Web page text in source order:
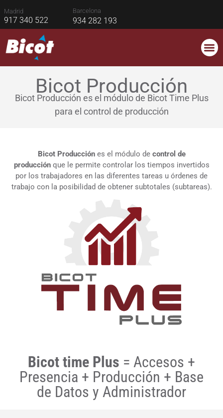
Madrid
917 340 522
Barcelona
934 282 193
Bicot Producción
Bicot Producción es el módulo de Bicot Time Plus
para el control de producción
Bicot Producciónes el módulo de control de
producciónque le permite controlar los tiempos invertidos
por los trabajadores en las diferentes tareas u órdenes de
trabajo con la posibilidad de obtener subtotales (subtareas).
Bicot time Plus = Accesos +
Presencia + Producción + Base
de Datos y Administrador